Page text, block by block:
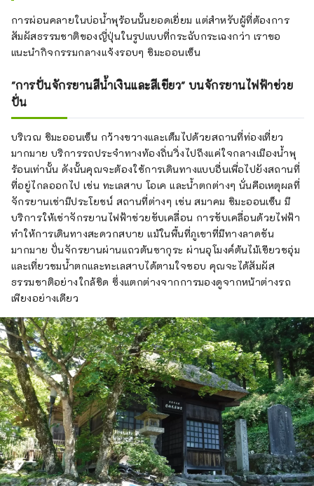
การผ่อนคลายในบ่อน้ำพุร้อนนั้นยอดเยี่ยม แต่สำหรับผู้ที่ต้องการ
สัมผัสธรรมชาติของญี่ปุ่นในรูปแบบที่กระฉับกระเฉงกว่า เราขอ
แนะนำกิจกรรมกลางแจ้งรอบๆ ชิมะออนเซ็น
"การปั่นจักรยานสีน้ำเงินและสีเขียว" บนจักรยานไฟฟ้าช่วย
ปั่น
บริเวณ ชิมะออนเซ็น กว้างขวางและเต็มไปด้วยสถานที่ท่องเที่ยว
มากมาย บริการรถประจำทางท้องถิ่นวิ่งไปถึงแค่ใจกลางเมืองน้ำพุ
ร้อนเท่านั้น ดังนั้นคุณจะต้องใช้การเดินทางแบบอื่นเพื่อไปยังสถานที่
ที่อยู่ไกลออกไป เช่น ทะเลสาบ โอเค และน้ำตกต่างๆ นั่นคือเหตุผลที่
จักรยานเช่ามีประโยชน์ สถานที่ต่างๆ เช่น สมาคม ชิมะออนเซ็น มี
บริการให้เช่าจักรยานไฟฟ้าช่วยขับเคลื่อน การขับเคลื่อนด้วยไฟฟ้า
ทำให้การเดินทางสะดวกสบาย แม้ในพื้นที่ภูเขาที่มีทางลาดชัน
มากมาย ปั่นจักรยานผ่านแถวต้นซากุระ ผ่านอุโมงค์ต้นไม้เขียวชอุ่ม
และเที่ยวชมน้ำตกและทะเลสาบได้ตามใจชอบ คุณจะได้สัมผัส
ธรรมชาติอย่างใกล้ชิด ซึ่งแตกต่างจากการมองดูจากหน้าต่างรถ
เพียงอย่างเดียว